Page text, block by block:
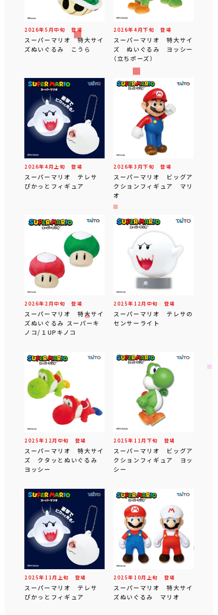
2026年5 月中旬 登場
スーパーマリオ 特大サイ
ズぬいぐるみ こうら
2026年4 月下旬 登場
スーパーマリオ 特大サイ
ズ ぬいぐるみ ヨッシー
（立ちポーズ）
2026年4 月 上旬 登場
スーパーマリオ テレサ
ぴかっとフィギュア
2026年3 月下旬 登場
スーパーマリオ ビッグア
クションフィギュア マリ
オ
2026年 2 月中旬 登場
スーパーマリオ 特大サイ
ズぬいぐるみ スーパーキ
ノコ/１UPキノコ
2025年 12 月 中旬 登場
スーパーマリオ テレサの
センサーライト
2025年 12 月 中旬 登場
スーパーマリオ 特大サイ
ズ クタッとぬいぐるみ
ヨッシー
2025年 11 月 下旬 登場
スーパーマリオ ビッグア
クションフィギュア ヨッ
シー
2025年 11 月 上旬 登場
スーパーマリオ テレサ
ぴかっとフィギュア
2025年 10月 上旬 登場
スーパーマリオ 特大サイ
ズぬいぐるみ マリオ